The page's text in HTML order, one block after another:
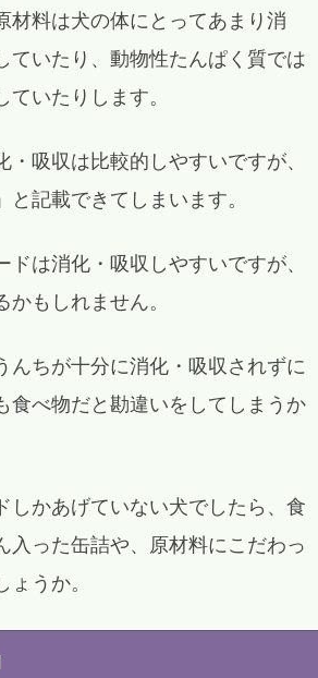
材料は犬の体にとってあまり消
ていたり、動物性たんぱく質では
いたりします。
吸収は比較的しやすいですが、
記載できてしまいます。
は消化・吸収しやすいですが、
もしれません。
んちが十分に消化・吸収されずに
食べ物だと勘違いをしてしまうか
しかあげていない犬でしたら、食
入った缶詰や、原材料にこだわっ
うか。